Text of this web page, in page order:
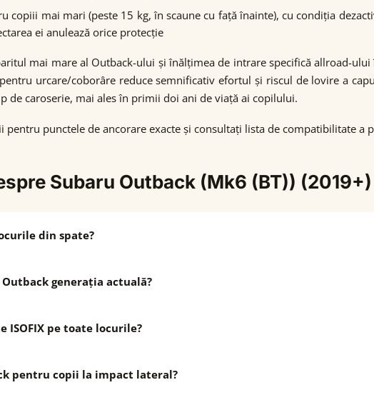
copiii mai mari (peste 15 kg, în scaune cu față înainte), cu condiția
ei anulează orice protecție
mai mare al Outback-ului și înălțimea de intrare specifică allroad-
urcare/coborâre reduce semnificativ efortul și riscul de lovire a
de caroserie, mai ales în primii doi ani de viață ai copilului.
punctele de ancorare exacte și consultați lista de compatibilitate a
Subaru Outback (Mk6 (BT)) (2019+)
din spate?
Outback generația actuală?
ISOFIX pe toate locurile?
pentru copii la impact lateral?